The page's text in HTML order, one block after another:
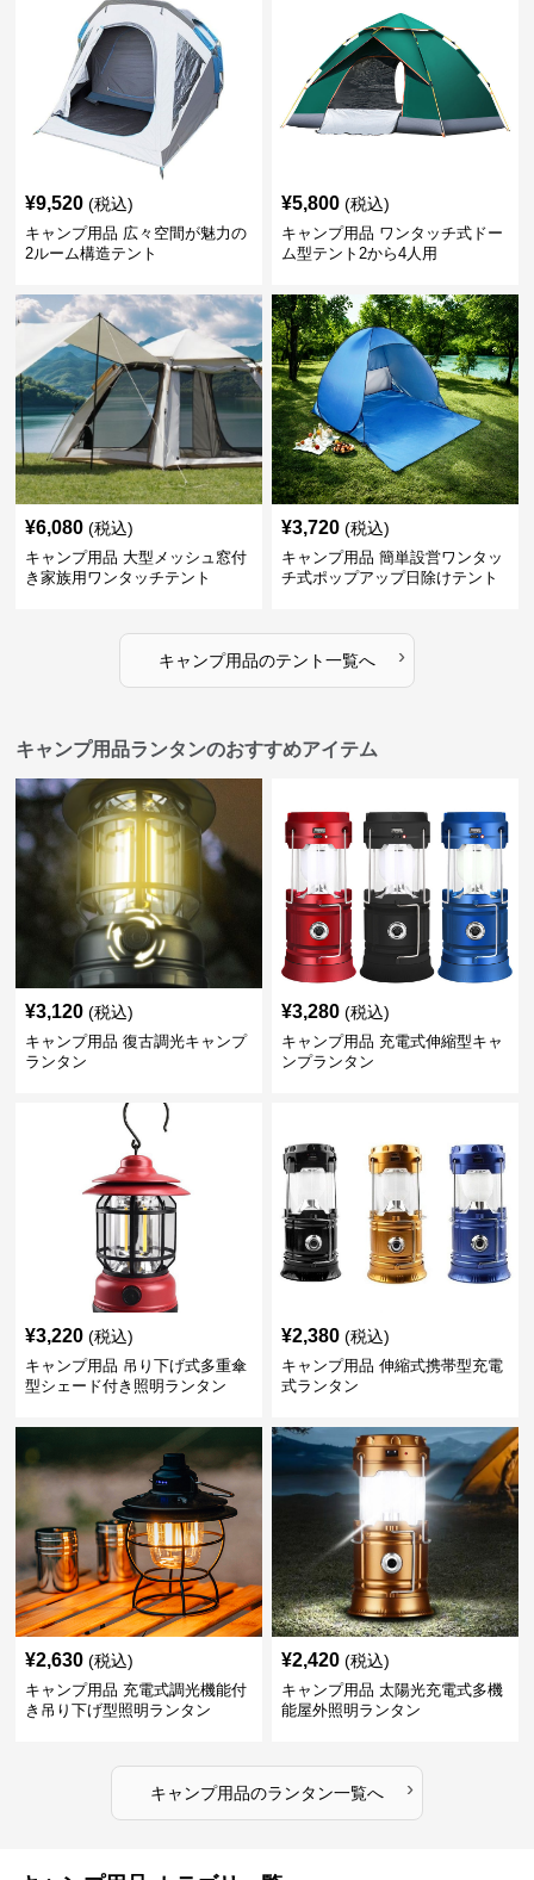
¥9,520 (税込)
キャンプ用品 広々空間が魅力の
2ルーム構造テント
¥5,800 (税込)
キャンプ用品 ワンタッチ式ドー
ム型テント2から4人用
¥6,080 (税込)
キャンプ用品 大型メッシュ窓付
き家族用ワンタッチテント
¥3,720 (税込)
キャンプ用品 簡単設営ワンタッ
チ式ポップアップ日除けテント
キャンプ用品のテント一覧へ ›
キャンプ用品ランタンのおすすめアイテム
¥3,120 (税込)
キャンプ用品 復古調光キャンプ
ランタン
¥3,280 (税込)
キャンプ用品 充電式伸縮型キャ
ンプランタン
¥3,220 (税込)
キャンプ用品 吊り下げ式多重傘
型シェード付き照明ランタン
¥2,380 (税込)
キャンプ用品 伸縮式携帯型充電
式ランタン
¥2,630 (税込)
キャンプ用品 充電式調光機能付
き吊り下げ型照明ランタン
¥2,420 (税込)
キャンプ用品 太陽光充電式多機
能屋外照明ランタン
キャンプ用品のランタン一覧へ ›